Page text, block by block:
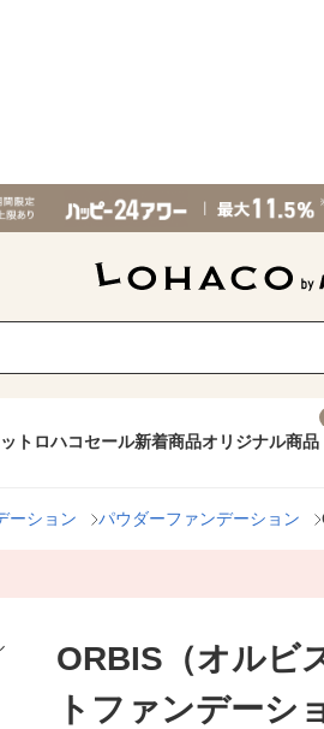
ト ロハコセール新着商品オリジナル商品
ーション パウダーファンデーション
ORBIS（オルビ
トファンデーシ